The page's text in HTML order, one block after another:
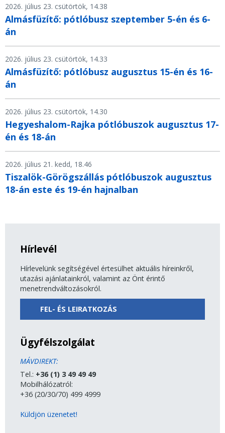
2026. július 23. csütörtök, 14.38
Almásfüzítő: pótlóbusz szeptember 5-én és 6-
án
2026. július 23. csütörtök, 14.33
Almásfüzítő: pótlóbusz augusztus 15-én és 16-
án
2026. július 23. csütörtök, 14.30
Hegyeshalom-Rajka pótlóbuszok augusztus 17-
én és 18-án
2026. július 21. kedd, 18.46
Tiszalök-Görögszállás pótlóbuszok augusztus
18-án este és 19-én hajnalban
Hírlevél
Hírlevelünk segítségével értesülhet aktuális híreinkről,
utazási ajánlatainkról, valamint az Önt érintő
menetrendváltozásokról.
FEL- ÉS LEIRATKOZÁS
Ügyfélszolgálat
MÁVDIREKT:
Tel.: +36 (1) 3 49 49 49
Mobilhálózatról:
+36 (20/30/70) 499 4999
Küldjön üzenetet!